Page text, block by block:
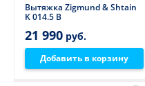
Вытяжка Zigmund & Shtain
K 014.5 B
21 990 руб.
Добавить в корзину